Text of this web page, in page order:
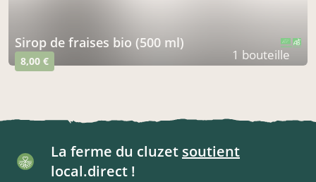
sirop de fraises bio (500 ml)
8,00 € 1 bouteille
La ferme du cluzet soutient
local.direct !